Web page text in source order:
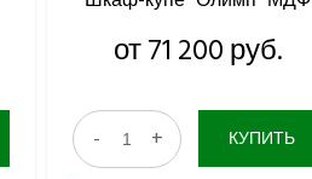
от 71 200 руб.
- + КУПИТЬ